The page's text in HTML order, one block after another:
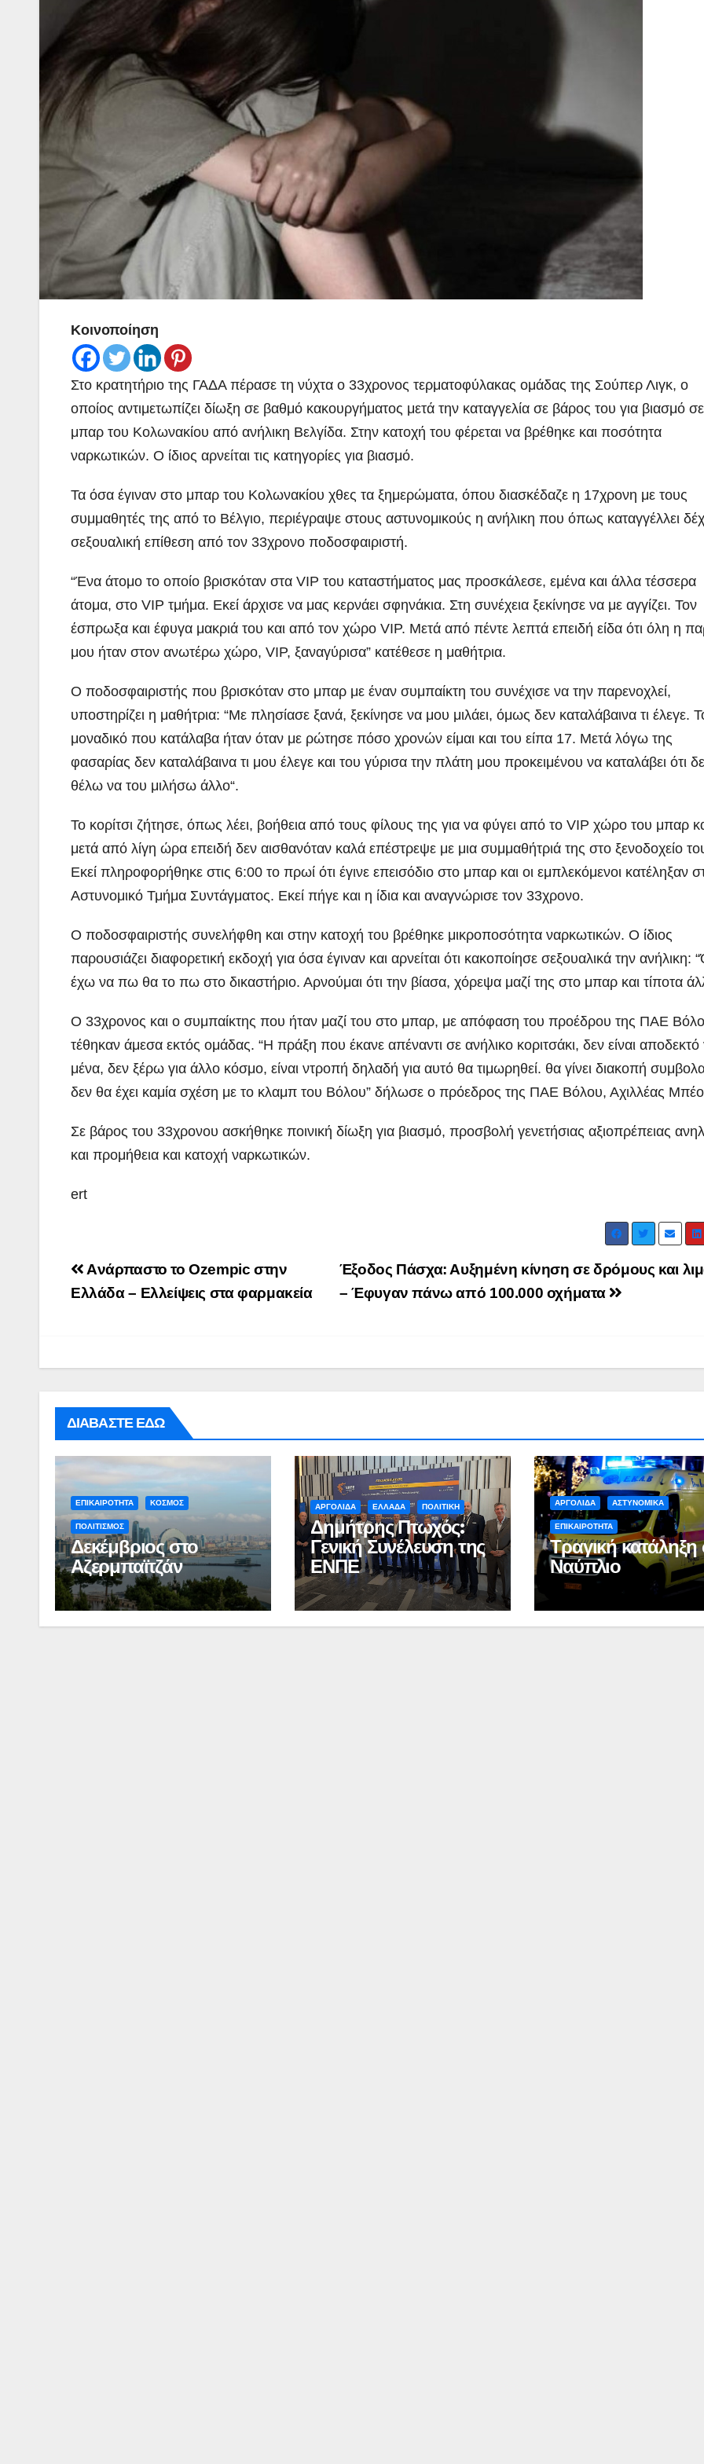
Κοινοποίηση
Στο κρατητήριο της ΓΑΔΑ πέρασε τη νύχτα ο 33χρονος τερματοφύλακας ομάδας της Σούπερ Λιγκ, ο
οποίος αντιμετωπίζει δίωξη σε βαθμό κακουργήματος μετά την καταγγελία σε βάρος του για βιασμό σε
μπαρ του Κολωνακίου από ανήλικη Βελγίδα. Στην κατοχή του φέρεται να βρέθηκε και ποσότητα
ναρκωτικών. Ο ίδιος αρνείται τις κατηγορίες για βιασμό.
Τα όσα έγιναν στο μπαρ του Κολωνακίου χθες τα ξημερώματα, όπου διασκέδαζε η 17χρονη με τους
συμμαθητές της από το Βέλγιο, περιέγραψε στους αστυνομικούς η ανήλικη που όπως καταγγέλλει
σεξουαλική επίθεση από τον 33χρονο ποδοσφαιριστή.
“Ένα άτομο το οποίο βρισκόταν στα VIP του καταστήματος μας προσκάλεσε, εμένα και άλλα τέσσερα
άτομα, στο VIP τμήμα. Εκεί άρχισε να μας κερνάει σφηνάκια. Στη συνέχεια ξεκίνησε να με αγγίζει. Τον
έσπρωξα και έφυγα μακριά του και από τον χώρο VIP. Μετά από πέντε λεπτά επειδή είδα ότι όλη η
μου ήταν στον ανωτέρω χώρο, VIP, ξαναγύρισα” κατέθεσε η μαθήτρια.
Ο ποδοσφαιριστής που βρισκόταν στο μπαρ με έναν συμπαίκτη του συνέχισε να την παρενοχλεί,
υποστηρίζει η μαθήτρια: “Με πλησίασε ξανά, ξεκίνησε να μου μιλάει, όμως δεν καταλάβαινα τι έλεγε.
μοναδικό που κατάλαβα ήταν όταν με ρώτησε πόσο χρονών είμαι και του είπα 17. Μετά λόγω της
φασαρίας δεν καταλάβαινα τι μου έλεγε και του γύρισα την πλάτη μου προκειμένου να καταλάβει ότι
θέλω να του μιλήσω άλλο“.
Το κορίτσι ζήτησε, όπως λέει, βοήθεια από τους φίλους της για να φύγει από το VIP χώρο του μπαρ
μετά από λίγη ώρα επειδή δεν αισθανόταν καλά επέστρεψε με μια συμμαθήτριά της στο ξενοδοχείο
Εκεί πληροφορήθηκε στις 6:00 το πρωί ότι έγινε επεισόδιο στο μπαρ και οι εμπλεκόμενοι κατέληξαν
Αστυνομικό Τμήμα Συντάγματος. Εκεί πήγε και η ίδια και αναγνώρισε τον 33χρονο.
Ο ποδοσφαιριστής συνελήφθη και στην κατοχή του βρέθηκε μικροποσότητα ναρκωτικών. Ο ίδιος
παρουσιάζει διαφορετική εκδοχή για όσα έγιναν και αρνείται ότι κακοποίησε σεξουαλικά την ανήλικη:
έχω να πω θα το πω στο δικαστήριο. Αρνούμαι ότι την βίασα, χόρεψα μαζί της στο μπαρ και τίποτα
O 33χρονος και ο συμπαίκτης που ήταν μαζί του στο μπαρ, με απόφαση του προέδρου της ΠΑΕ
τέθηκαν άμεσα εκτός ομάδας. “Η πράξη που έκανε απέναντι σε ανήλικο κοριτσάκι, δεν είναι αποδεκτό
μένα, δεν ξέρω για άλλο κόσμο, είναι ντροπή δηλαδή για αυτό θα τιμωρηθεί. θα γίνει διακοπή
δεν θα έχει καμία σχέση με το κλαμπ του Βόλου” δήλωσε ο πρόεδρος της ΠΑΕ Βόλου, Αχιλλέας
Σε βάρος του 33χρονου ασκήθηκε ποινική δίωξη για βιασμό, προσβολή γενετήσιας αξιοπρέπειας
και προμήθεια και κατοχή ναρκωτικών.
ert
Post
navigation
Έξοδος Πάσχα: Αυξημένη κίνηση σε δρόμους και
– Έφυγαν πάνω από 100.000 οχήματα
Aνάρπαστο το Ozempic στην
Ελλάδα – Ελλείψεις στα φαρμακεία
ΔΙΑΒΑΣΤΕ ΕΔΩ
ΕΠΙΚΑΙΡΟΤΗΤΑ ΚΟΣΜΟΣ
ΠΟΛΙΤΙΣΜΟΣ
Δεκέμβριος στο
Αζερμπαϊτζάν
ΑΡΓΟΛΙΔΑ ΕΛΛΑΔΑ ΠΟΛΙΤΙΚΗ
Δημήτρης Πτωχός:
Γενική Συνέλευση της
ΕΝΠΕ
ΑΡΓΟΛΙΔΑ ΑΣΤΥΝΟΜΙΚΑ
ΕΠΙΚΑΙΡΟΤΗΤΑ
Τραγική κατάληξη
Ναύπλιο
ΝΑΥΠΛΙΟ:
Άσκηση
Λιμενικού
(βίντεο)
ΑΡΓΟΛΙΔΑ ΡΕΠΟΡΤΑΖ ΒΙΝΤΕΟ
Ενημερωτική
επίσκεψη του
Προέδρου
ΦΟΔΣΑ κ.
Ιωάννη
Σμυρνιώτη στο
Ολιστικό Σχέδιο
18
χρόνια
τον